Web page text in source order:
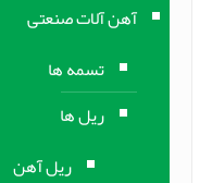
آهن آلات صنعتی
تسمه ها
ریل ها
ریل آهن